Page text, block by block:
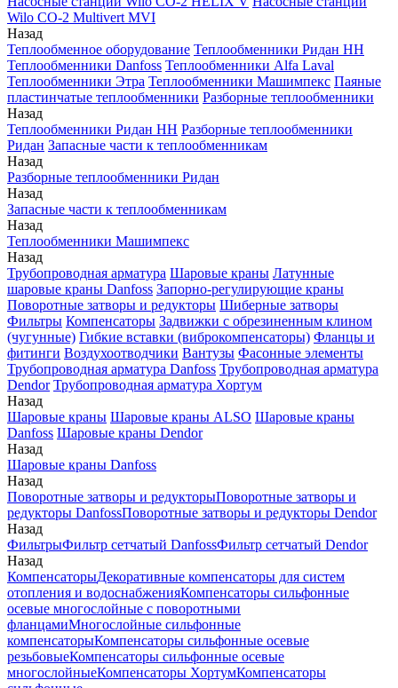
Wilo CO-2 Multivert MVI
Назад
Теплообменное оборудование Теплообменники Ридан НН
Теплообменники Danfoss Теплообменники Alfa Laval
Теплообменники Этра Теплообменники Машимпекс Паяные
пластинчатые теплообменники Разборные теплообменники
Назад
Теплообменники Ридан НН Разборные теплообменники
Ридан Запасные части к теплообменникам
Назад
Разборные теплообменники Ридан
Назад
Запасные части к теплообменникам
Назад
Теплообменники Машимпекс
Назад
Трубопроводная арматура Шаровые краны Латунные
шаровые краны Danfoss Запорно-регулирующие краны
Поворотные затворы и редукторы Шиберные затворы
Фильтры Компенсаторы Задвижки с обрезиненным клином
(чугунные) Гибкие вставки (виброкомпенсаторы) Фланцы и
фитинги Воздухоотводчики Вантузы Фасонные элементы
Трубопроводная арматура Danfoss Трубопроводная арматура
Dendor Трубопроводная арматура Хортум
Назад
Шаровые краны Шаровые краны ALSO Шаровые краны
Danfoss Шаровые краны Dendor
Назад
Шаровые краны Danfoss
Назад
Поворотные затворы и редукторыПоворотные затворы и
редукторы DanfossПоворотные затворы и редукторы Dendor
Назад
ФильтрыФильтр сетчатый DanfossФильтр сетчатый Dendor
Назад
КомпенсаторыДекоративные компенсаторы для систем
отопления и водоснабженияКомпенсаторы сильфонные
осевые многослойные с поворотными
фланцамиМногослойные сильфонные
компенсаторыКомпенсаторы сильфонные осевые
резьбовыеКомпенсаторы сильфонные осевые
многослойныеКомпенсаторы ХортумКомпенсаторы